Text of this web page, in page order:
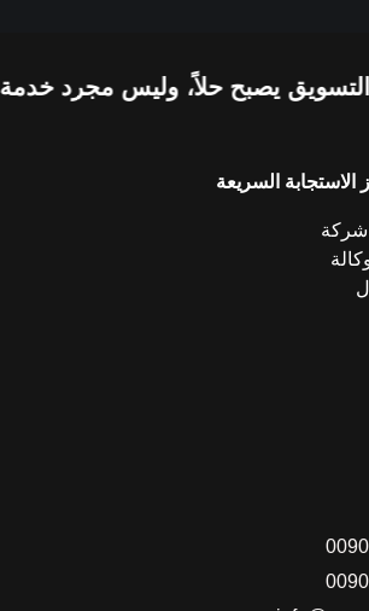
يصبح حلاً، وليس مجرد خدمة.
السريعة